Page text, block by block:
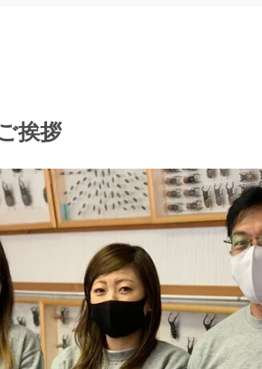
挨拶